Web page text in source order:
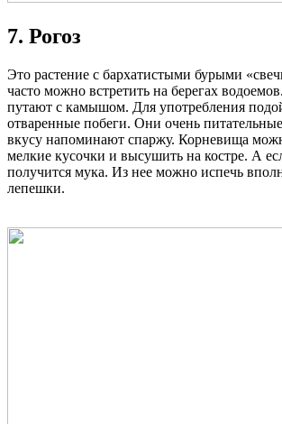
7. Рогоз
Это растение с бархатистыми бурыми
часто можно встретить на берегах
путают с камышом. Для употребления
отваренные побеги. Они очень
вкусу напоминают спаржу. Корневища
мелкие кусочки и высушить на костре. А
получится мука. Из нее можно испечь
лепешки.